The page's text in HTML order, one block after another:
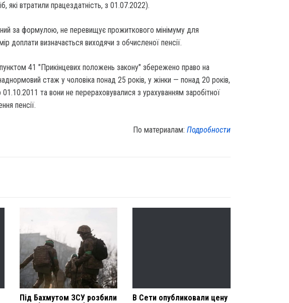
які втратили працездатність, з 01.07.2022).
за формулою, не перевищує прожиткового мінімуму для
доплати визначається виходячи з обчисленої пенсії.
41 "Прикінцевих положень закону" збережено право на
стаж у чоловіка понад 25 років, у жінки — понад 20 років,
01.10.2011 та вони не перераховувалися з урахуванням заробітної
пенсії.
По материалам:Подробности
Під Бахмутом ЗСУ розбили
В Сети опубликовали цену